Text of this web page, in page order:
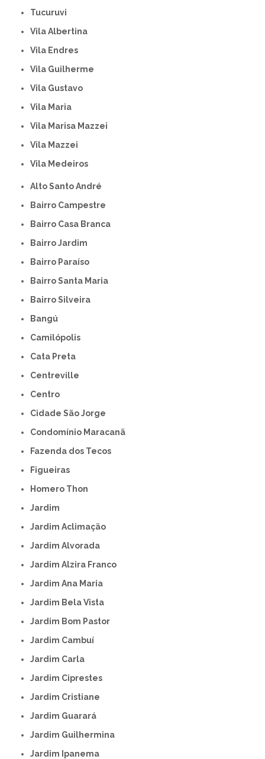
Tucuruvi
Vila Albertina
Vila Endres
Vila Guilherme
Vila Gustavo
Vila Maria
Vila Marisa Mazzei
Vila Mazzei
Vila Medeiros
Alto Santo André
Bairro Campestre
Bairro Casa Branca
Bairro Jardim
Bairro Paraíso
Bairro Santa Maria
Bairro Silveira
Bangú
Camilópolis
Cata Preta
Centreville
Centro
Cidade São Jorge
Condomínio Maracanã
Fazenda dos Tecos
Figueiras
Homero Thon
Jardim
Jardim Aclimação
Jardim Alvorada
Jardim Alzira Franco
Jardim Ana Maria
Jardim Bela Vista
Jardim Bom Pastor
Jardim Cambuí
Jardim Carla
Jardim Ciprestes
Jardim Cristiane
Jardim Guarará
Jardim Guilhermina
Jardim Ipanema